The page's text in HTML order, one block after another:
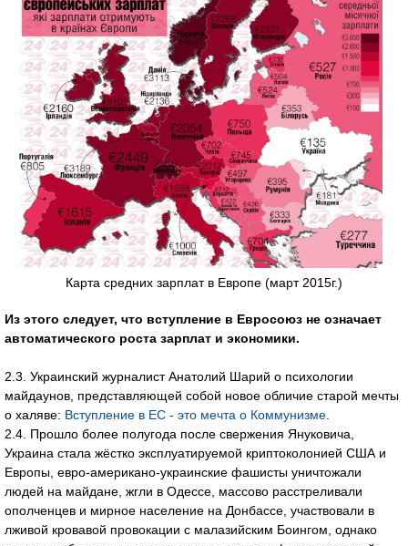
Карта средних зарплат в Европе (март 2015г.)
Из этого следует, что вступление в Евросоюз не означает
автоматического роста зарплат и экономики.
2.3. Украинский журналист Анатолий Шарий о психологии
майдаунов, представляющей собой новое обличие старой мечты
о халяве: Вступление в ЕС - это мечта о Коммунизме
2.4. Прошло более полугода после свержения Януковича,
Украина стала жёстко эксплуатируемой криптоколонией США и
Европы, евро-американо-украинские фашисты уничтожали
людей на майдане, жгли в Одессе, массово расстреливали
ополченцев и мирное население на Донбассе, участвовали в
лживой кровавой провокации с малазийским Боингом, однако